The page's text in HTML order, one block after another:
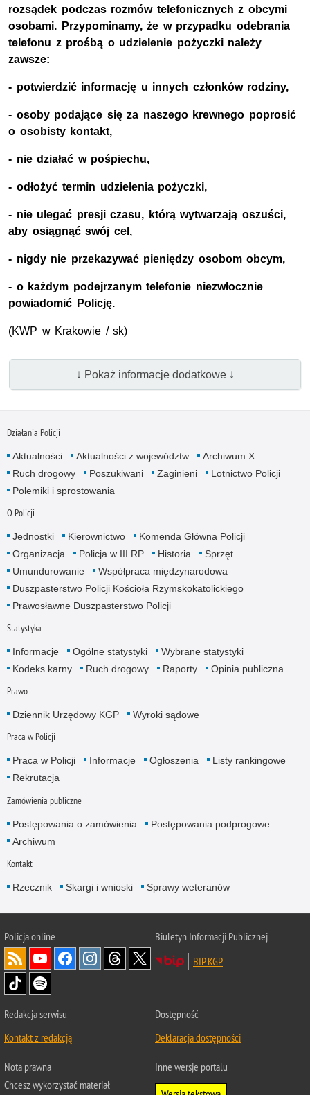
rozsądek podczas rozmów telefonicznych z obcymi
osobami. Przypominamy, że w przypadku odebrania
telefonu z prośbą o udzielenie pożyczki należy
zawsze:
- potwierdzić informację u innych członków rodziny,
- osoby podające się za naszego krewnego poprosić
o osobisty kontakt,
- nie działać w pośpiechu,
- odłożyć termin udzielenia pożyczki,
- nie ulegać presji czasu, którą wytwarzają oszuści,
aby osiągnąć swój cel,
- nigdy nie przekazywać pieniędzy osobom obcym,
- o każdym podejrzanym telefonie niezwłocznie
powiadomić Policję.
(KWP w Krakowie / sk)
↓ Pokaż informacje dodatkowe ↓
Działania Policji
Aktualności Aktualności z województw
Archiwum X
Ruch drogowy
Poszukiwani Zaginieni
Lotnictwo Policji
Polemiki i sprostowania
O Policji
Jednostki Kierownictwo
Komenda Główna Policji
Organizacja
Policja w III RP Historia
Sprzęt
Umundurowanie
Współpraca międzynarodowa
Duszpasterstwo Policji Kościoła Rzymskokatolickiego
Prawosławne Duszpasterstwo Policji
Statystyka
Informacje Ogólne statystyki
Wybrane statystyki
Kodeks karny
Ruch drogowy Raporty Opinia publiczna
Prawo
Dziennik Urzędowy KGP Wyroki sądowe
Praca w Policji
Praca w Policji Informacje Ogłoszenia
Listy rankingowe
Rekrutacja
Zamówienia publiczne
Postępowania o zamówienia
Postępowania podprogowe
Archiwum
Kontakt
Rzecznik Skargi i wnioski Sprawy weteranów
Policjaonline
Biuletyn Informacji Publicznej
BIP KGP
Redakcja serwisu
Kontakt z redakcją
Dostępność
Deklaracja dostępności
Nota prawna
Chcesz wykorzystać materiał
Inne wersje portalu